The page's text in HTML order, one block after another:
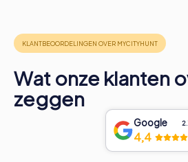
Wat onze klanten
zeggen
Google
4,4